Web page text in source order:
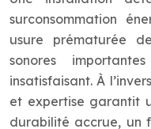
surconsommation
usure prématurée
sonores
insatisfaisant. À
et expertise garantit
durabilité accrue, un